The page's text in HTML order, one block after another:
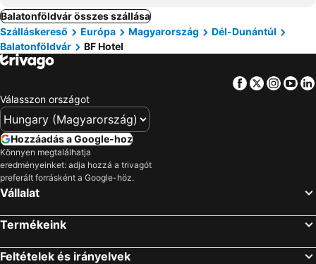
Balatonföldvár összes szállása
Szálláskereső
Európa Magyarország
Dél-Dunántúl
Balatonföldvár
BF Hotel
Facebook
Twitter
Válasszon országot
Hozzáadás a Google-hoz
Könnyen megtalálhatja
eredményeinket: adja hozzá a trivagót
preferált forrásként a Google-höz.
Vállalat
Termékeink
Feltételek és irányelvek